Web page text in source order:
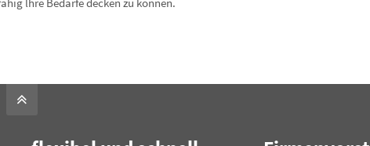
lhre Bedarfe decken zu können.